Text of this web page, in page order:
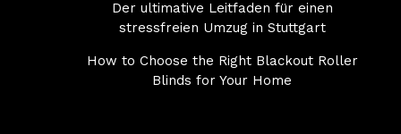
Der ultimative Leitfaden für einen
stressfreien Umzug in Stuttgart
How to Choose the Right Blackout Roller
Blinds for Your Home